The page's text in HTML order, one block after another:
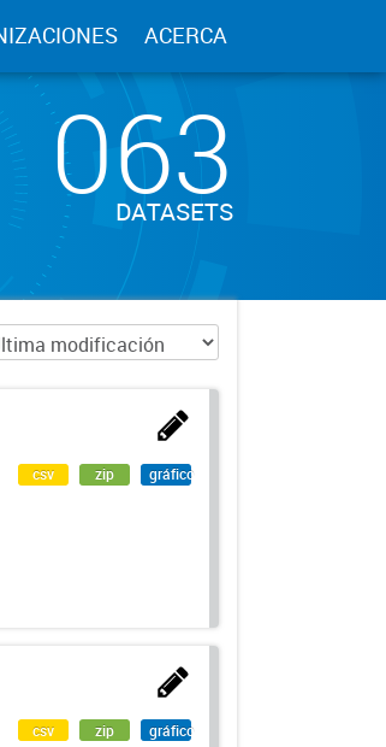
ACERCA
063
DATASETS
csv zip gráfico
csv zip gráfico